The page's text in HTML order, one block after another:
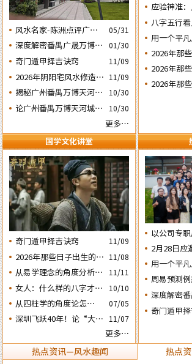
风水名家-陈洲点评广州
广交会芭洲交易中心大楼
的风水态势
05/31
深度解密番禺广晟万博中
心写字楼商铺商业不竞气
的风水原因
01/30
奇门遁甲择吉诀窍 11/09
2026年阴阳宅风水修造动
土入宅择吉需知
11/09
揭秘广州番禺万博天河城
玄妙的风水布局
10/30
论广州番禺万博天河城玄
10/30
更多…
应验神准
午流年运
八字五行
用一个平
论断2026
2026年那
会大不利
2026年那
会大不利
2026年那
国学文化讲堂
奇门遁甲择吉诀窍 11/09
2026年那些日子出生的人
会大不利之四：‘庚子’
日元
11/08
从易学理念的角度分析蔡
英文“谋独” 之路还能走
多远？
11/11
女人：什么样的八字才算
好命？女命六十条断语及
注解
10/10
​从四柱学的角度论怎样掌
握命运及怎样正确化解流
年运程中的灾祸
07/05
深圳飞跃40年！论“大鹏
格局……
11/07
更多…
以公司专
应邀出席《
公司》成
2月28日应
埔区为朋友
房风水
用一个平
论断2026
周易预测
卜2026年
析
深度解密
心写字楼商
的风水原因
奇门遁甲
热点资讯—风水趣闻 热点